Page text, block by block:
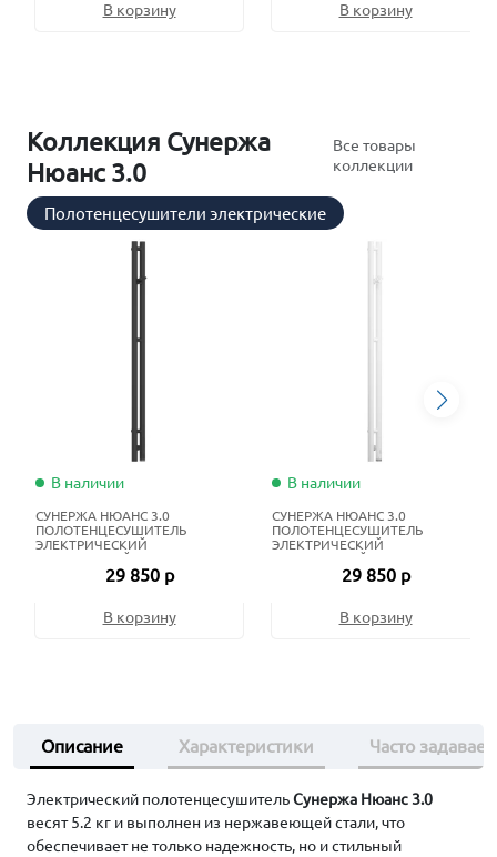
В корзину В корзину
Коллекция Сунержа
Нюанс 3.0
Все товары
коллекции
Полотенцесушители электрические
В наличии
СУНЕРЖА НЮАНС 3.0
ПОЛОТЕНЦЕСУШИТЕЛЬ
ЭЛЕКТРИЧЕСКИЙ
ЖИДКОСТНЫЙ 120Х8 СМ
ТЁМНЫЙ ТИТАН МУАР
29 850 р
В корзину
В наличии
СУНЕРЖА НЮАНС 3.0
ПОЛОТЕНЦЕСУШИТЕЛЬ
ЭЛЕКТРИЧЕСКИЙ
ЖИДКОСТНЫЙ 120Х8 СМ
МАТОВЫЙ БЕЛЫЙ
29 850 р
В корзину
Описание Характеристики Часто
Электрический полотенцесушительСунержа Нюанс 3.0
весят 5.2 кг и выполнен из нержавеющей стали, что
обеспечивает не только надежность, но и стильный